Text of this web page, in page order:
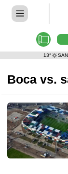
13°
Boca vs.